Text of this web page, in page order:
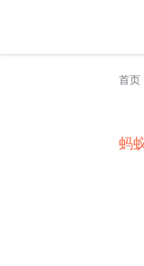
首页
蚂